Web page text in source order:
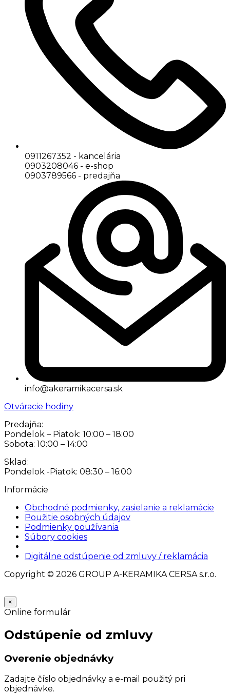
0911267352 - kancelária
0903208046 - e-shop
0903789566 - predajňa
info@akeramikacersa.sk
Otváracie hodiny
Predajňa:
Pondelok – Piatok: 10:00 – 18:00
Sobota: 10:00 – 14:00
Sklad:
Pondelok -Piatok: 08:30 – 16:00
Informácie
Obchodné podmienky, zasielanie a reklamácie
Použitie osobných údajov
Podmienky používania
Súbory cookies
Digitálne odstúpenie od zmluvy / reklamácia
Copyright © 2026 GROUP A-KERAMIKA CERSA s.r.o.
×
Online formulár
Odstúpenie od zmluvy
Overenie objednávky
Zadajte číslo objednávky a e-mail použitý pri
objednávke.